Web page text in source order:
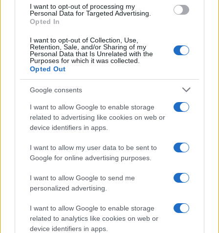
I want to opt-out of processing my
Personal Data for Targeted Advertising.
Opted In
I want to opt-out of Collection, Use,
Retention, Sale, and/or Sharing of my
Personal Data that Is Unrelated with the
Purposes for which it was collected.
Opted Out
Google consents
I want to allow Google to enable storage
related to advertising like cookies on web or
device identifiers in apps.
I want to allow my user data to be sent to
Google for online advertising purposes.
I want to allow Google to send me
personalized advertising.
I want to allow Google to enable storage
related to analytics like cookies on web or
device identifiers in apps.
Litar pao na 3,12 KM
krugu praćenja. Benzinska pumpa In-Vivo Dizajn u
Ljepunicama drži cijenu od 3,12 KM po litru.
Slijede Belamionix (Šići bb) i Bingo Petrol
(Bosanska poljana bb) sa cijenom od 3,14 KM.
Kompanije Holdina (Bukinje bb), Kopex-Sarajlić
(Šići bb) i Petrol BH Oil Company (3. Tuzlanske
Brigade 172) drže cijenu dizela od 3,19 KM, dok je
pumpi G-Petrol (Bulevar 2. Korpusa Armije BiH) i
iznosi 3,20 KM.
Kada je riječ o benzinu Premium 95 u Tuzli,
najpovoljniji je Robni Terminal (Bosanska Poljana
bb) sa cijenom od 2,86 KM. Belamionix na lokaciji
Šići bb i Bingo Petrol prodaju benzin po 2,89 KM,
dok Nestro Petrol drži istu cijenu od 2,89 KM.